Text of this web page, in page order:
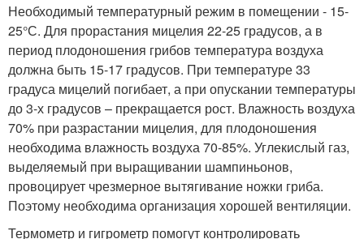
Необходимый температурный режим в помещении - 15-
25°С. Для прорастания мицелия 22-25 градусов, а в
период плодоношения грибов температура воздуха
должна быть 15-17 градусов. При температуре 33
градуса мицелий погибает, а при опускании температуры
до 3-х градусов – прекращается рост. Влажность воздуха
70% при разрастании мицелия, для плодоношения
необходима влажность воздуха 70-85%. Углекислый газ,
выделяемый при выращивании шампиньонов,
провоцирует чрезмерное вытягивание ножки гриба.
Поэтому необходима организация хорошей вентиляции.
Термометр и гигрометр помогут контролировать